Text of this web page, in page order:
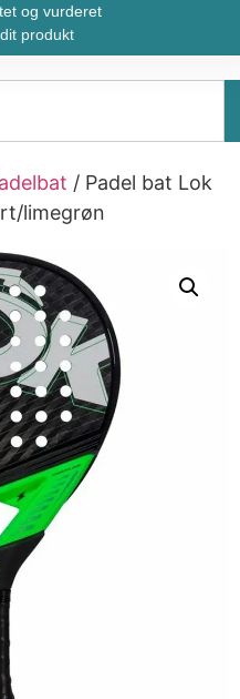
og vurderet
produkt
/ Padel bat Lok
limegrøn